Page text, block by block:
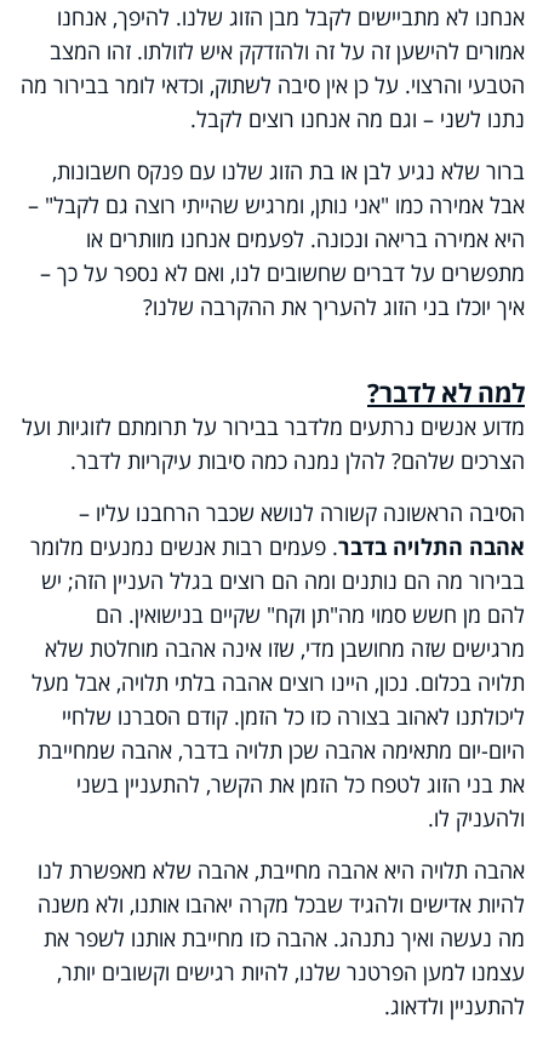
אנחנו לא מתביישים לקבל מבן הזוג שלנו. להיפך, אנחנו
אמורים להישען זה על זה ולהזדקק איש לזולתו. זהו המצב
הטבעי והרצוי. על כן אין סיבה לשתוק, וכדאי לומר בבירור מה
נתנו לשני – וגם מה אנחנו רוצים לקבל.
ברור שלא נגיע לבן או בת הזוג שלנו עם פנקס חשבונות,
אבל אמירה כמו "אני נותן, ומרגיש שהייתי רוצה גם לקבל" –
היא אמירה בריאה ונכונה. לפעמים אנחנו מוותרים או
מתפשרים על דברים שחשובים לנו, ואם לא נספר על כך –
איך יוכלו בני הזוג להעריך את ההקרבה שלנו?
למה לא לדבר?
מדוע אנשים נרתעים מלדבר בבירור על תרומתם לזוגיות ועל
הצרכים שלהם? להלן נמנה כמה סיבות עיקריות לדבר.
הסיבה הראשונה קשורה לנושא שכבר הרחבנו עליו –
אהבה התלויה בדבר. פעמים רבות אנשים נמנעים מלומר
בבירור מה הם נותנים ומה הם רוצים בגלל העניין הזה; יש
להם מן חשש סמוי מה"תן וקח" שקיים בנישואין. הם
מרגישים שזה מחושבן מדי, שזו אינה אהבה מוחלטת שלא
תלויה בכלום. נכון, היינו רוצים אהבה בלתי תלויה, אבל מעל
ליכולתנו לאהוב בצורה כזו כל הזמן. קודם הסברנו שלחיי
היום-יום מתאימה אהבה שכן תלויה בדבר, אהבה שמחייבת
את בני הזוג לטפח כל הזמן את הקשר, להתעניין בשני
ולהעניק לו.
אהבה תלויה היא אהבה מחייבת, אהבה שלא מאפשרת לנו
להיות אדישים ולהגיד שבכל מקרה יאהבו אותנו, ולא משנה
מה נעשה ואיך נתנהג. אהבה כזו מחייבת אותנו לשפר את
עצמנו למען הפרטנר שלנו, להיות רגישים וקשובים יותר,
להתעניין ולדאוג.